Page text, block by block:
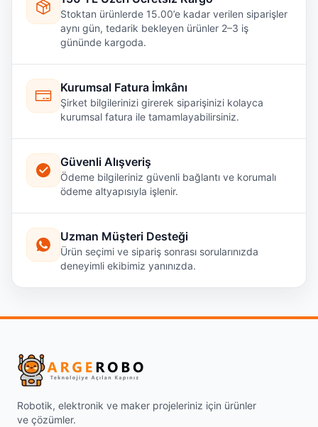
Stoktan ürünlerde 15.00’e kadar verilen siparişler
aynı gün, tedarik bekleyen ürünler 2–3 iş
gününde kargoda.
Kurumsal Fatura İmkânı
Şirket bilgilerinizi girerek siparişinizi kolayca
kurumsal fatura ile tamamlayabilirsiniz.
Güvenli Alışveriş
Ödeme bilgileriniz güvenli bağlantı ve korumalı
ödeme altyapısıyla işlenir.
Uzman Müşteri Desteği
Ürün seçimi ve sipariş sonrası sorularınızda
deneyimli ekibimiz yanınızda.
Robotik, elektronik ve maker projeleriniz için ürünler
ve çözümler.